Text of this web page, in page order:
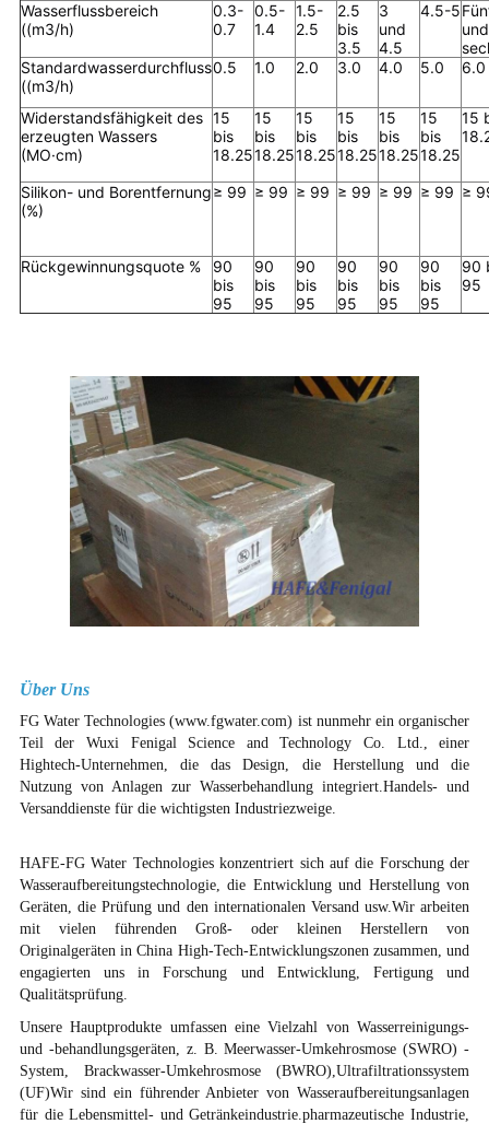
Wasserflussbereich
((m3/h)
0.3-
0.7
0.5-
1.4
1.5-
2.5
2.5
bis
3.5
3
und
4.5
4.5-5
und
Standardwasserdurchfluss
((m3/h)
0.5 1.0 2.0 3.0 4.0 5.0 6.0
Widerstandsfähigkeit des
erzeugten Wassers
(MO·cm)
15
bis
18.25
15
bis
18.25
15
bis
18.25
15
bis
18.25
15
bis
18.25
15
bis
18.25
15
Silikon- und Borentfernung
(%)
≥ 99 ≥ 99 ≥ 99 ≥ 99 ≥ 99 ≥ 99 ≥
Rückgewinnungsquote %
90
bis
95
90
bis
95
90
bis
95
90
bis
95
90
bis
95
90
bis
95
90
95
Über Uns
FG Water Technologies (www.fgwater.com) ist nunmehr ein organischer
Teil der Wuxi Fenigal Science and Technology Co. Ltd., einer
Hightech-Unternehmen, die das Design, die Herstellung und die
Nutzung von Anlagen zur Wasserbehandlung integriert.Handels- und
Versanddienste für die wichtigsten Industriezweige.
HAFE-FG Water Technologies konzentriert sich auf die Forschung der
Wasseraufbereitungstechnologie, die Entwicklung und Herstellung von
Geräten, die Prüfung und den internationalen Versand usw.Wir arbeiten
mit vielen führenden Groß- oder kleinen Herstellern von
Originalgeräten in China High-Tech-Entwicklungszonen zusammen, und
engagierten uns in Forschung und Entwicklung, Fertigung und
Qualitätsprüfung.
Unsere Hauptprodukte umfassen eine Vielzahl von Wasserreinigungs-
und -behandlungsgeräten, z. B. Meerwasser-Umkehrosmose (SWRO) -
System, Brackwasser-Umkehrosmose (BWRO),Ultrafiltrationssystem
(UF)Wir sind ein führender Anbieter von Wasseraufbereitungsanlagen
für die Lebensmittel- und Getränkeindustrie.pharmazeutische Industrie,